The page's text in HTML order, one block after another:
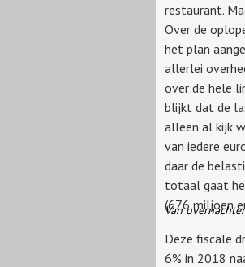
restaurant.
Over de
het plan
allerlei
over de hele
blijkt dat de
alleen al kijk
van iedere
daar de
totaal gaat
(676 miljoen
Van
Deze fiscale
6% in 2018